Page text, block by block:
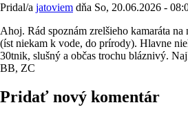
Pridal/a jatoviem dňa So, 20.06.2026 -
Ahoj. Rád spoznám zrelšieho kamaráta
(íst niekam k vode, do prírody). Hlavne
30tnik, slušný a občas trochu bláznivý.
BB, ZC
Pridať nový komentár